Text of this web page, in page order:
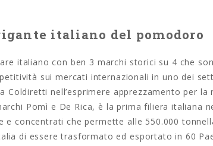
italiano del pomodoro
italiano con ben 3 marchi storici su 4 che
sui mercati internazionali in uno dei
Coldiretti nell’esprimere apprezzamento per la
Pomì e De Rica, è la prima filiera italiana
concentrati che permette alle 550.000
di essere trasformato ed esportato in 60